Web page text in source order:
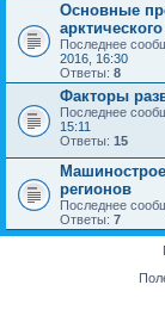
Основные
Последнее
2016, 16:30
Ответы: 8
Факторы
Последнее
15:11
Ответы: 15
регионов
Последнее
Ответы: 7